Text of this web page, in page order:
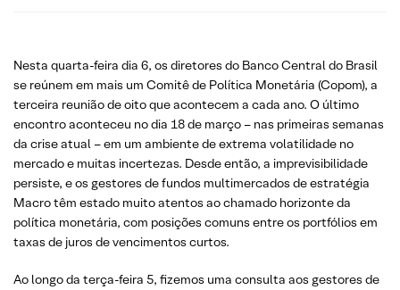
Nesta quarta-feira dia 6, os diretores do Banco Central do Brasil
se reúnem em mais um Comitê de Política Monetária (Copom), a
terceira reunião de oito que acontecem a cada ano. O último
encontro aconteceu no dia 18 de março – nas primeiras semanas
da crise atual – em um ambiente de extrema volatilidade no
mercado e muitas incertezas. Desde então, a imprevisibilidade
persiste, e os gestores de fundos multimercados de estratégia
Macro têm estado muito atentos ao chamado horizonte da
política monetária, com posições comuns entre os portfólios em
taxas de juros de vencimentos curtos.
Ao longo da terça-feira 5, fizemos uma consulta aos gestores de